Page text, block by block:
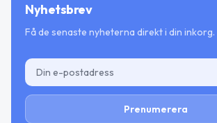
Nyhetsbrev
Få de senaste nyheterna direkt i din inkorg.
Prenumerera